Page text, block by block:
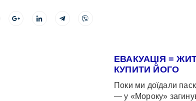
ЕВАКУАЦІЯ =
КУПИТИ ЙОГО
Поки ми доїдали
— у «Мороку»